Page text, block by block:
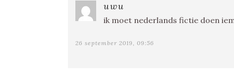
uwu
ik moet nederlands fictie doen
26 september 2019, 09:56